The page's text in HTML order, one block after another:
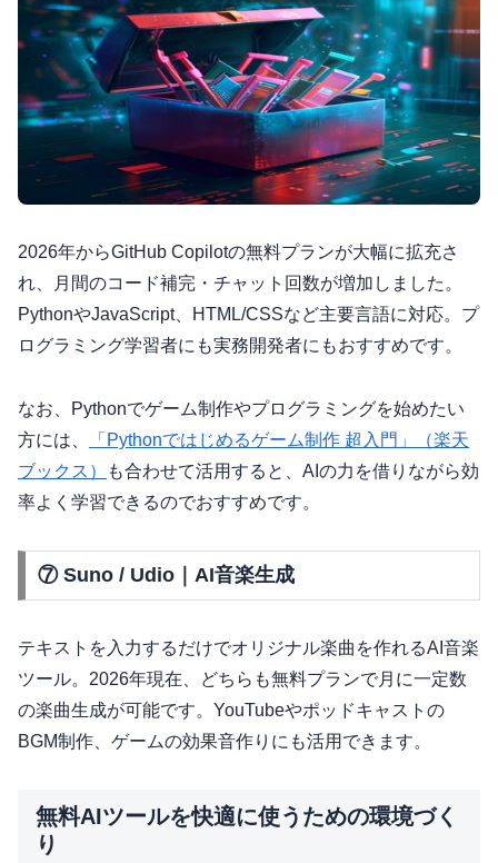
2026年からGitHub Copilotの無料プランが大幅に拡充さ
れ、月間のコード補完・チャット回数が増加しました。
PythonやJavaScript、HTML/CSSなど主要言語に対応。プ
ログラミング学習者にも実務開発者にもおすすめです。
なお、Pythonでゲーム制作やプログラミングを始めたい
方には、
「Pythonではじめるゲーム制作 超入門」（楽天
ブックス）
も合わせて活用すると、AIの力を借りながら効
率よく学習できるのでおすすめです。
⑦ Suno / Udio｜AI音楽生成
テキストを入力するだけでオリジナル楽曲を作れるAI音楽
ツール。2026年現在、どちらも無料プランで月に一定数
の楽曲生成が可能です。YouTubeやポッドキャストの
BGM制作、ゲームの効果音作りにも活用できます。
無料AIツールを快適に使うための環境づく
り